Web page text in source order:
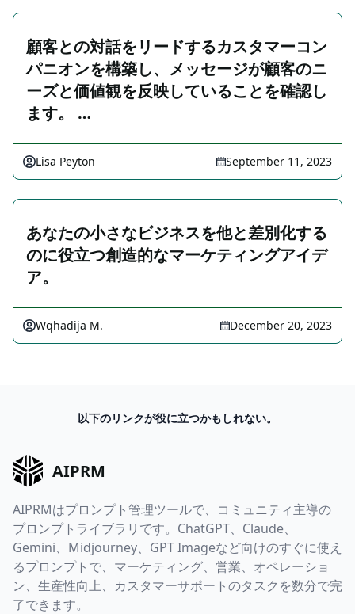
顧客との対話をリードするカスタマーコン
パニオンを構築し、メッセージが顧客のニ
ーズと価値観を反映していることを確認し
ます。 …
Lisa Peyton September 11, 2023
あなたの小さなビジネスを他と差別化する
のに役立つ創造的なマーケティングアイデ
ア。
Wqhadija M. December 20, 2023
以下のリンクが役に立つかもしれない。
AIPRM
AIPRMはプロンプト管理ツールで、コミュニティ主導の
プロンプトライブラリです。ChatGPT、Claude、
Gemini、Midjourney、GPT Imageなど向けのすぐに使え
るプロンプトで、マーケティング、営業、オペレーショ
ン、生産性向上、カスタマーサポートのタスクを数分で完
了できます。